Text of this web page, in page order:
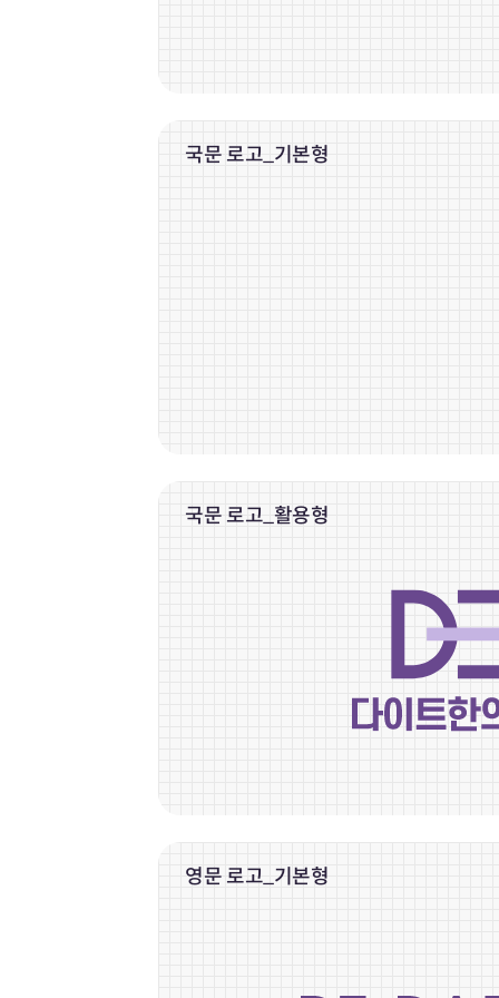
국문 로고_기본형
국문 로고_활용형
영문 로고_기본형